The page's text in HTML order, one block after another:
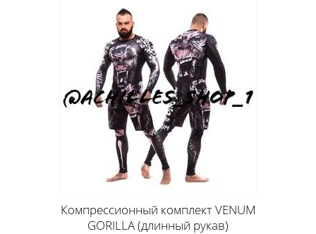
Компрессионный комплект VENUM
GORILLA (длинный рукав)